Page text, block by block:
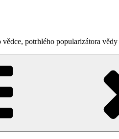
potrhlého popularizátora